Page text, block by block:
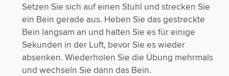
Setzen Sie sich auf einen Stuhl und strecken Sie
ein Bein gerade aus. Heben Sie das gestreckte
Bein langsam an und halten Sie es für einige
Sekunden in der Luft, bevor Sie es wieder
absenken. Wiederholen Sie die Übung mehrmals
und wechseln Sie dann das Bein.